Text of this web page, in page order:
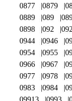
0877
0879
0889
089
0898
092
0944
0946
0954
0955
0966
0967
0977
0978
0983
0984